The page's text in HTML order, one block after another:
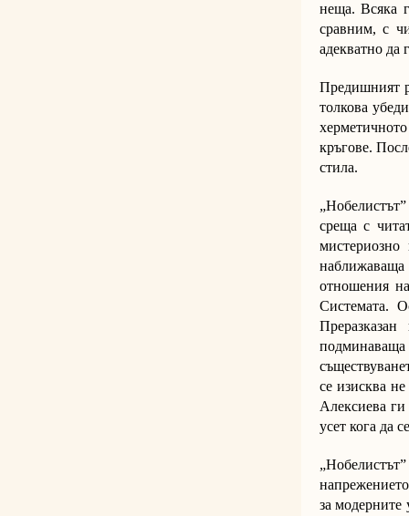
неща. Всяка
сравним, с
адекватно да
Предишният
толкова
кръгове.
стила.
среща с
мистериозно
наближаваща
отношения
Системата.
подминаваща
се изисква
Алексиева
усет кога да
за модерните